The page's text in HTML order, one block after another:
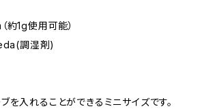
約1g使用可能）
調湿剤)
を入れることができるミニサイズです。